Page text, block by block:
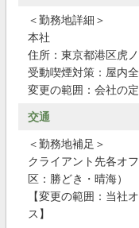
＜勤務地詳細＞
本社
住所：東京都港区虎
受動喫煙対策：屋内
変更の範囲：会社の
交通
＜勤務地補足＞
クライアント先各オ
区：勝どき・晴海）
【変更の範囲：当社
ス】